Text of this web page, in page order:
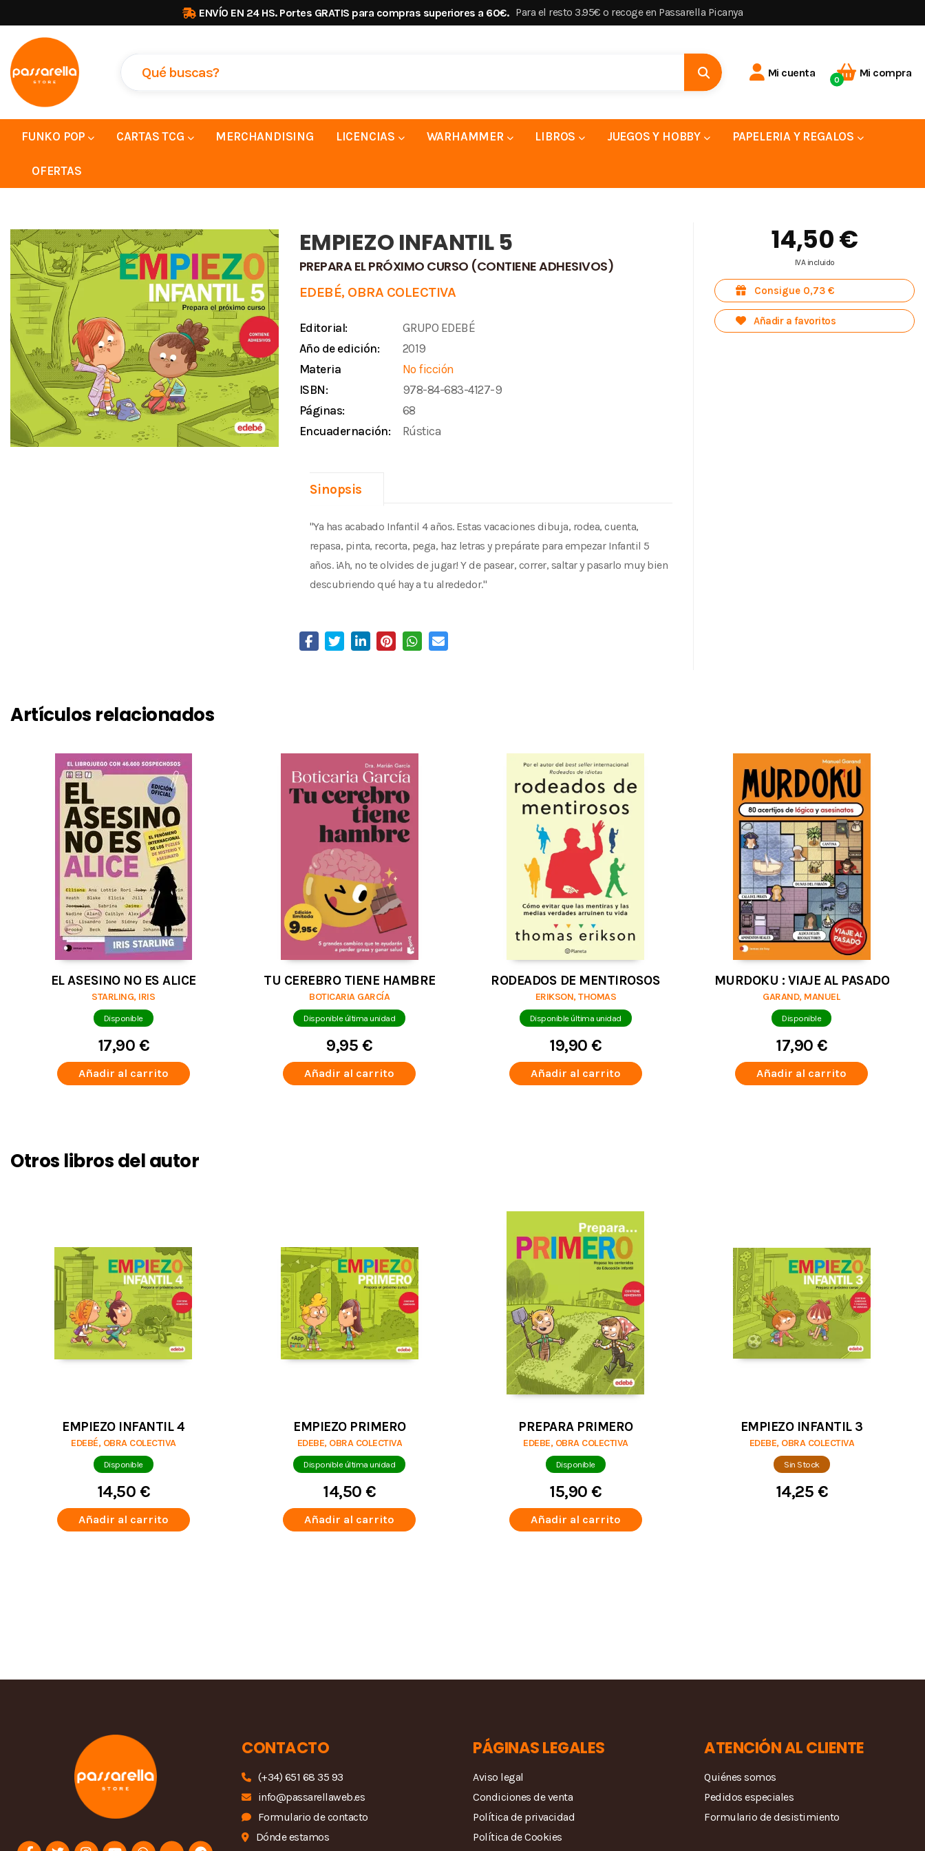
ENVÍO EN 24 HS. Portes GRATIS para compras superiores a 60€. Para el resto 3.95€ o recoge en Passarella Picanya
Mi cuenta Mi compra
0
FUNKO POP CARTAS TCG MERCHANDISING LICENCIAS WARHAMMER LIBROS JUEGOS Y HOBBY PAPELERIA Y REGALOS
OFERTAS
EMPIEZO INFANTIL 5
PREPARA EL PRÓXIMO CURSO (CONTIENE ADHESIVOS)
EDEBÉ, OBRA COLECTIVA
Editorial:
GRUPO EDEBÉ
Año de edición:
2019
Materia
No ficción
ISBN:
978-84-683-4127-9
Páginas:
68
Encuadernación:
Rústica
Sinopsis
"Ya has acabado Infantil 4 años. Estas vacaciones dibuja, rodea, cuenta,
repasa, pinta, recorta, pega, haz letras y prepárate para empezar Infantil 5
años. ¡Ah, no te olvides de jugar! Y de pasear, correr, saltar y pasarlo muy bien
descubriendo qué hay a tu alrededor."
14,50 €
IVA incluido
Consigue 0,73 €
Añadir a favoritos
Artículos relacionados
EL ASESINO NO ES ALICE
STARLING, IRIS
Disponible
17,90 €
Añadir al carrito
TU CEREBRO TIENE HAMBRE
BOTICARIA GARCÍA
Disponible última unidad
9,95 €
Añadir al carrito
RODEADOS DE MENTIROSOS
ERIKSON, THOMAS
Disponible última unidad
19,90 €
Añadir al carrito
MURDOKU : VIAJE AL PASADO
GARAND, MANUEL
Disponible
17,90 €
Añadir al carrito
Otros libros del autor
EMPIEZO INFANTIL 4
EDEBÉ, OBRA COLECTIVA
Disponible
14,50 €
Añadir al carrito
EMPIEZO PRIMERO
EDEBE, OBRA COLECTIVA
Disponible última unidad
14,50 €
Añadir al carrito
PREPARA PRIMERO
EDEBE, OBRA COLECTIVA
Disponible
15,90 €
Añadir al carrito
EMPIEZO INFANTIL 3
EDEBE, OBRA COLECTIVA
Sin Stock
14,25 €
CONTACTO
(+34) 651 68 35 93
info@passarellaweb.es
Formulario de contacto
Dónde estamos
PÁGINAS LEGALES
Aviso legal
Condiciones de venta
Política de privacidad
Política de Cookies
ATENCIÓN AL CLIENTE
Quiénes somos
Pedidos especiales
Formulario de desistimiento